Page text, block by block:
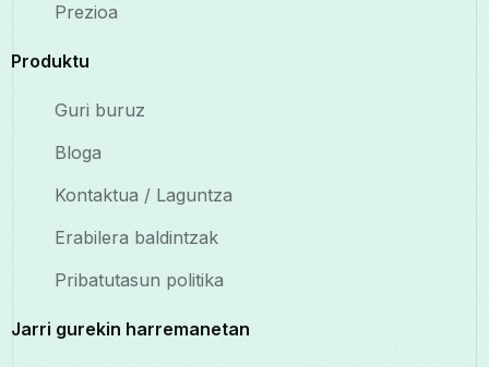
Prezioa
Produktu
Guri buruz
Bloga
Kontaktua / Laguntza
Erabilera baldintzak
Pribatutasun politika
Jarri gurekin harremanetan